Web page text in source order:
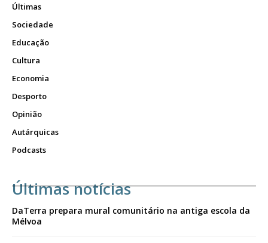
Últimas
Sociedade
Educação
Cultura
Economia
Desporto
Opinião
Autárquicas
Podcasts
Últimas notícias
DaTerra prepara mural comunitário na antiga escola da
Mélvoa